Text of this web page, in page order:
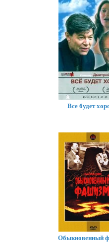
Все будет
Обыкновенный